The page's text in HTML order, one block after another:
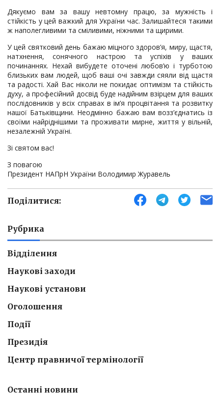
Дякуємо вам за вашу невтомну працю, за мужність і
стійкість у цей важкий для України час. Залишайтеся такими
ж наполегливими та сміливими, ніжними та щирими.
У цей святковий день бажаю міцного здоров’я, миру, щастя,
натхнення, сонячного настрою та успіхів у ваших
починаннях. Нехай вибудете оточені любов’ю і турботою
близьких вам людей, щоб ваші очі завжди сяяли від щастя
та радості. Хай Вас ніколи не покидає оптимізм та стійкість
духу, а професійний досвід буде надійним взірцем для ваших
послідовників у всіх справах в ім’я процвітання та розвитку
нашої Батьківщини. Неодмінно бажаю вам возз’єднатись із
своїми найріднішими та проживати мирне, життя у вільній,
незалежній Україні.
Зі святом вас!
З повагою
Президент НАПрН України Володимир Журавель
Поділитися:
Рубрика
Відділення
Наукові заходи
Наукові установи
Оголошення
Події
Президія
Центр правничої термінології
Останні новини